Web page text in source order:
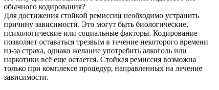
обычного кодирования?
Для достижения стойкой ремиссии необходимо устранить
причину зависимости. Это могут быть биологические,
психологические или социальные факторы. Кодирование
позволяет оставаться трезвым в течение некоторого времени
из-за страха, однако желание употребить алкоголь или
наркотики всё еще остается. Стойкая ремиссия возможна
только при комплексе процедур, направленных на лечение
зависимости.